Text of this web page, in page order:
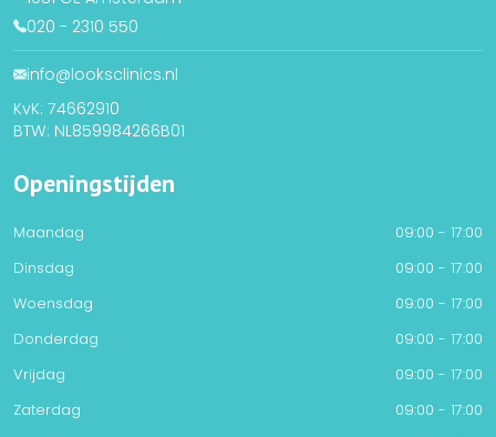
020 - 2310 550
info@looksclinics.nl
KvK: 74662910
BTW: NL859984266B01
Openingstijden
Maandag
09:00 - 17:00
Dinsdag
09:00 - 17:00
Woensdag
09:00 - 17:00
Donderdag
09:00 - 17:00
Vrijdag
09:00 - 17:00
Zaterdag
09:00 - 17:00